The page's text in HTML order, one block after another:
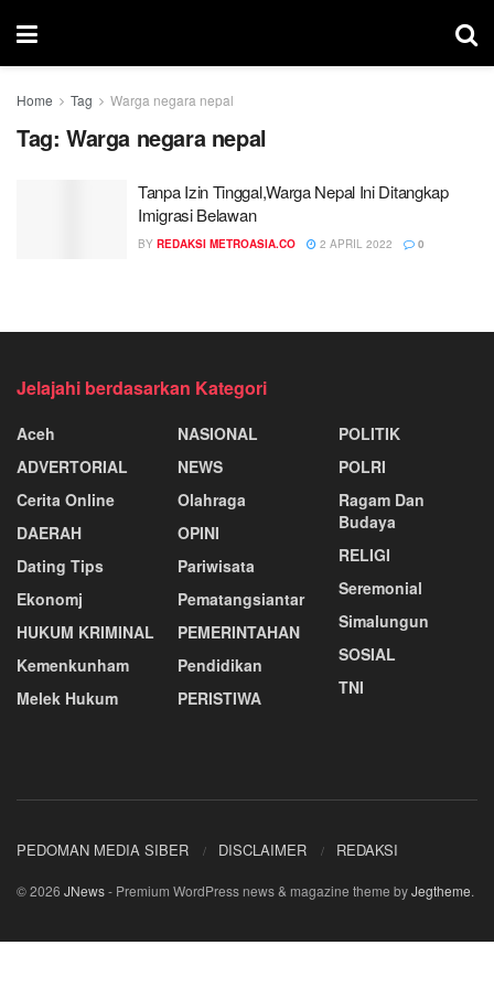
Home Tag Warga negara nepal
Tag: Warga negara nepal
Tanpa Izin Tinggal,Warga Nepal Ini Ditangkap
Imigrasi Belawan
BY REDAKSI METROASIA.CO 2 APRIL 2022 0
Jelajahi berdasarkan Kategori
Aceh
ADVERTORIAL
Cerita Online
DAERAH
Dating Tips
Ekonomj
HUKUM KRIMINAL
Kemenkunham
Melek Hukum
NASIONAL
NEWS
Olahraga
OPINI
Pariwisata
Pematangsiantar
PEMERINTAHAN
Pendidikan
PERISTIWA
POLITIK
POLRI
Ragam Dan
Budaya
RELIGI
Seremonial
Simalungun
SOSIAL
TNI
PEDOMAN MEDIA SIBER DISCLAIMER REDAKSI
© 2026 JNews- Premium WordPress news & magazine theme byJegtheme.